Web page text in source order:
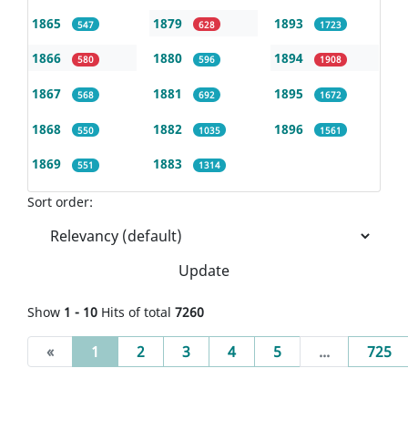
1865 547
1866 580
1867 568
1868 550
1869 551
1879 628
1880 596
1881 692
1882 1035
1883 1314
1893 1723
1894 1908
1895 1672
1896 1561
Sort order:
Update
Show 1 - 10 Hits of total 7260
« 1 (current)
2 3 4 5 ... 725